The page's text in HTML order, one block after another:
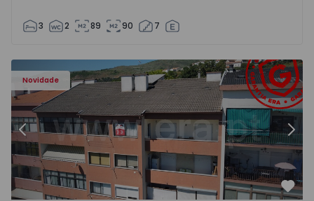
3 2 89 90 7
Novidade
- 18
Apartamento T2 Covilhã, Covilhã e Canhoso - 1497806 -
Anterior